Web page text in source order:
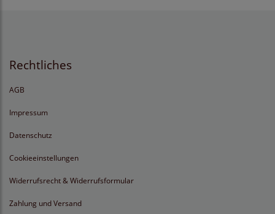
Rechtliches
AGB
Impressum
Datenschutz
Cookieeinstellungen
Widerrufsrecht & Widerrufsformular
Zahlung und Versand